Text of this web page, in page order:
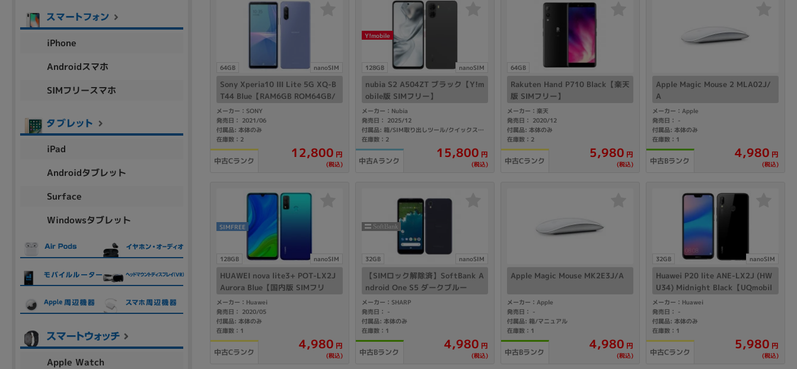
iPhone
Androidスマホ
SIMフリースマホ
iPad
Androidタブレット
Surface
Windowsタブレット
Apple Watch
64GB nanoSIM
Sony Xperia10 III Lite 5G XQ-B
T44 Blue【RAM6GB ROM64GB/
楽天版SIMフリー】
メーカー：SONY
発売日： 2021/06
付属品: 本体のみ
在庫数：2
中古Cランク
12,800 円
(税込)
128GB nanoSIM
Y!mobile
nubia S2 A504ZT ブラック【Y!m
obile版 SIMフリー】
メーカー：Nubia
発売日： 2025/12
付属品: 箱/SIM取り出しツール/クイックスタートガイド
在庫数：2
中古Aランク
15,800 円
(税込)
64GB
Rakuten Hand P710 Black【楽天
版 SIMフリー】
メーカー：楽天
発売日： 2020/12
付属品: 本体のみ
在庫数：2
中古Cランク
5,980 円
(税込)
Apple Magic Mouse 2 MLA02J/
A
メーカー：Apple
発売日： -
付属品: 本体のみ
在庫数：1
中古Bランク
4,980 円
(税込)
128GB nanoSIM
SIMFREE
HUAWEI nova lite3+ POT-LX2J
Aurora Blue【国内版 SIMフリ
ー】
メーカー：Huawei
発売日： 2020/05
付属品: 本体のみ
在庫数：1
中古Cランク
4,980 円
(税込)
32GB nanoSIM
【SIMロック解除済】SoftBank A
ndroid One S5 ダークブルー
メーカー：SHARP
発売日： -
付属品: 本体のみ
在庫数：1
中古Bランク
4,980 円
(税込)
Apple Magic Mouse MK2E3J/A
メーカー：Apple
発売日： -
付属品: 箱/マニュアル
在庫数：1
中古Bランク
4,980 円
(税込)
32GB nanoSIM
Huawei P20 lite ANE-LX2J (HW
U34) Midnight Black【UQmobil
e版 SIMフリー】
メーカー：Huawei
発売日： -
付属品: 本体のみ
在庫数：1
中古Cランク
5,980 円
(税込)
新品/未使用 中古 Apple M1
Core i7
Core i5
Win 11 Win 10 MacOS ChromeOS
メモリ
~
モニタサイズ
発売日
年 月 まで
各項目のチェックボックスは「or検索」となります。
ただし機能別のみ「and検索」となります。